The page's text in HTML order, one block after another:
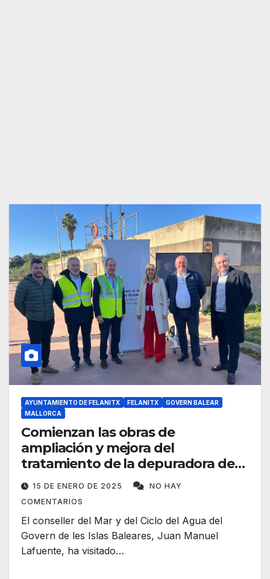
AYUNTAMIENTO DE FELANITX FELANITX
GOVERN BALEAR
MALLORCA
Comienzan las obras de
ampliación y mejora del
tratamiento de la depuradora de
Felanitx
15 DE ENERO DE 2025
NO HAY
COMENTARIOS
El conseller del Mar y del Ciclo del Agua del
Govern de les Islas Baleares, Juan Manuel
Lafuente, ha visitado…